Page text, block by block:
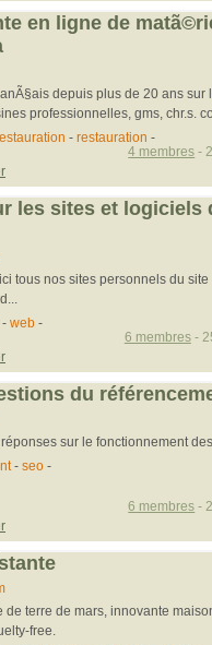
en ligne de
depuis plus de 20 ans
professionnelles, gms, chr.s.
- restauration -
4 membres -
les sites et logiciels
tous nos sites personnels du
- web -
6 membres-
du
sur le fonctionnement
- seo -
6 membres -
de terre de mars, innovante
free.